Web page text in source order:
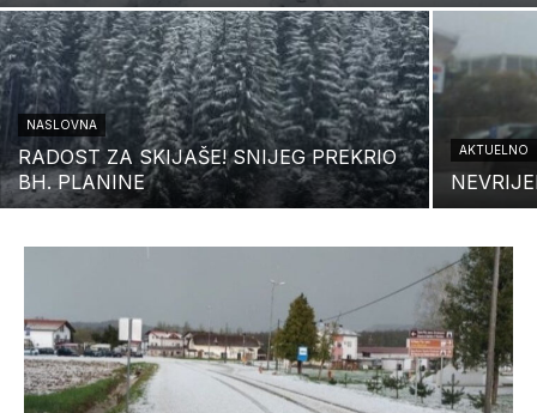
NASLOVNA
RADOST ZA SKIJAŠE! SNIJEG PREKRIO
BH. PLANINE
AKTUELNO